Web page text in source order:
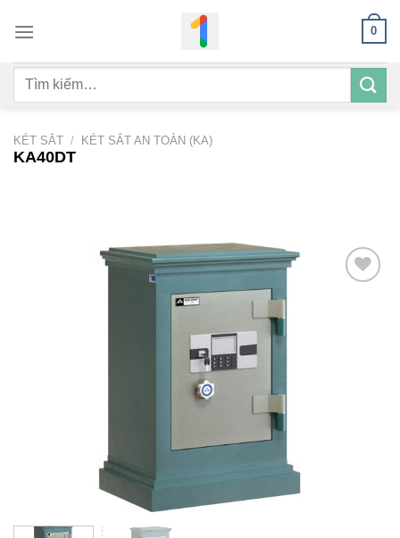
qua
dung
0
Tìm
KÉT SẮT / KÉT SẮT AN TOÀN (KA)
KA40DT